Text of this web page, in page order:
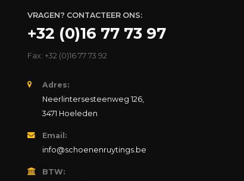
VRAGEN? CONTACTEER ONS:
+32 (0)16 77 73 97
Fax: +32 (0)16 77 73 92
Adres:
Neerlintersesteenweg 126,
3471 Hoeleden
Email:
info@schoenenruytings.be
BTW: